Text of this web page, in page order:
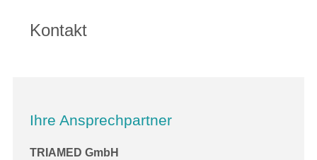
Kontakt
Ihre Ansprechpartner
TRIAMED GmbH